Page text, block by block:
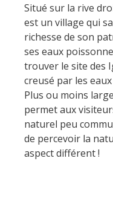
Situé sur la rive
est un village qui
richesse de son
ses eaux
trouver le site des
creusé par les
Plus ou moins
permet aux
naturel peu
de percevoir la
aspect différent !